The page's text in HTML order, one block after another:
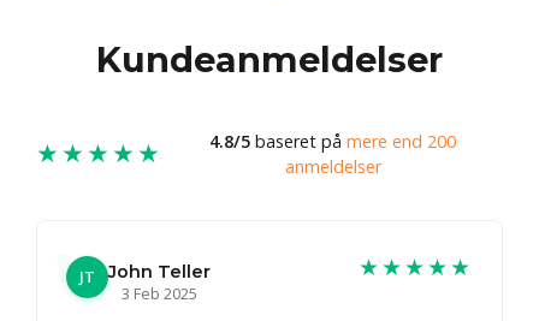
Kundeanmeldelser
★★★★★ 4.8/5 baseret på mere end 200
anmeldelser
JT
John Teller
3 Feb 2025
★★★★★